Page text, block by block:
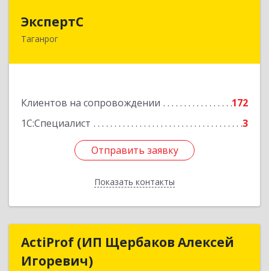
ЭкспертС
Таганрог
Клиентов на сопровождении
172
1С:Специалист
3
Отправить заявку
Показать контакты
Отправить заявку
Назад
ActiProf (ИП Щербаков Алексей
Игоревич)
ActiProf (ИП Щербаков Алексей